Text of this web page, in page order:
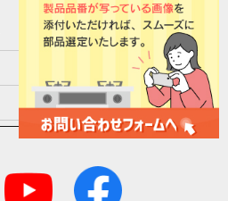
湯道百選
ノーリツチャンネル